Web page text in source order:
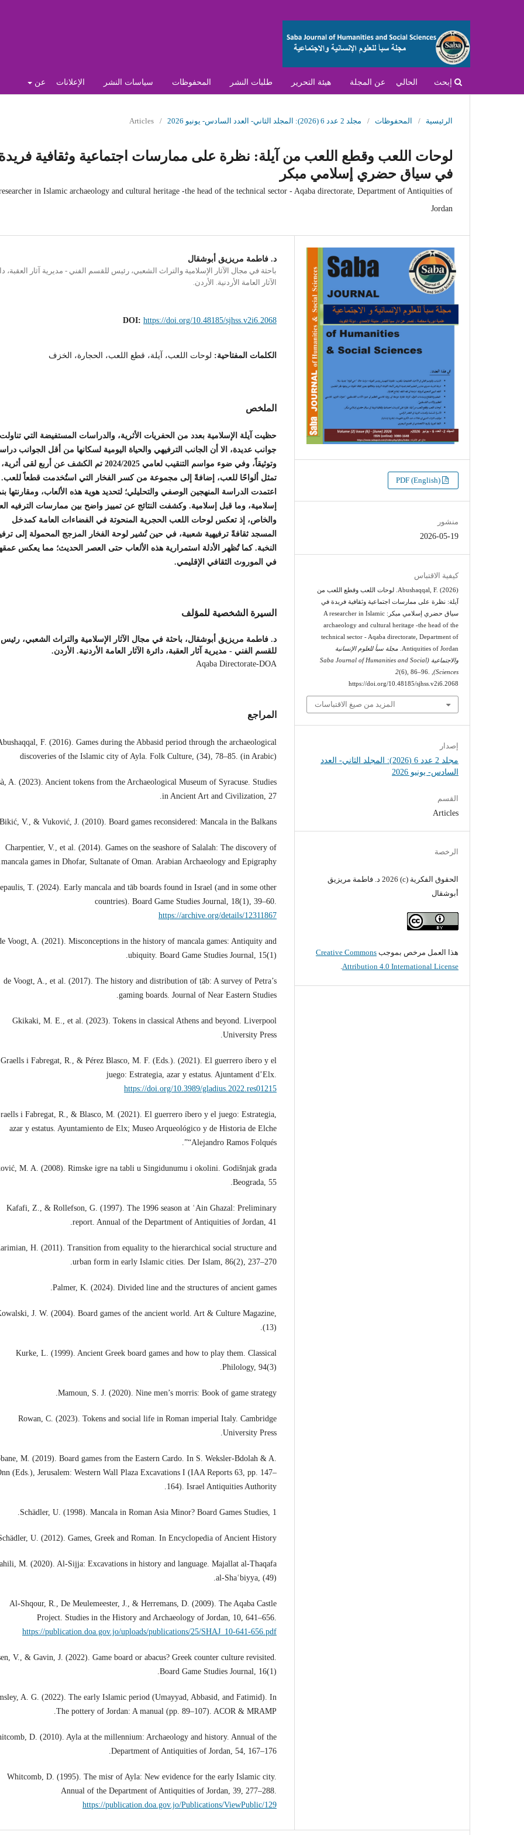
الحالي عن المجلة هيئة التحرير طلبات النشر المحفوظات سياسات النشر الإعلانات عن إبحث
الرئيسية / المحفوظات / مجلد 2 عدد 6 (2026): المجلد الثاني- العدد السادس- يونيو 2026 /
Articles
لوحات اللعب وقطع اللعب من آيلة: نظرة على ممارسات اجتماعية وثقافية
في سياق حضري إسلامي مبكر
in Islamic archaeology and cultural heritage -the head of the technical sector - Aqaba directorate, Department of Antiquities of
Jordan
د. فاطمة مريزيق أبوشقال
باحثة في مجال الآثار الإسلامية والتراث الشعبي، رئيس للقسم الفني - مديرية آثار العقبة،
الآثار العامة الأردنية. الأردن.
DOI: https://doi.org/10.48185/sjhss.v2i6.2068
الكلمات المفتاحية: لوحات اللعب، آيلة، قطع اللعب، الحجارة، الخزف
الملخص
حظيت آيلة الإسلامية بعدد من الحفريات الأثرية، والدراسات المستفيضة التي تناولت
جوانب عديدة، الا أن الجانب الترفيهي والحياة اليومية لسكانها من أقل الجوانب
وتوثيقاً، وفي ضوء مواسم التنقيب لعامي 2024/2025 تم الكشف عن أربع لقى أثرية،
تمثل ألواحًا للعب، إضافةً إلى مجموعة من كسر الفخار التي استُخدمت قطعاً للعب.
اعتمدت الدراسة المنهجين الوصفي والتحليلي؛ لتحديد هوية هذه الألعاب، ومقارنتها
إسلامية، وما قبل إسلامية. وكشفت النتائج عن تمييز واضح بين ممارسات الترفيه
والخاص، إذ تعكس لوحات اللعب الحجرية المنحوتة في الفضاءات العامة كمدخل
المسجد ثقافةً ترفيهية شعبية، في حين تُشير لوحة الفخار المزجج المحمولة إلى
النخبة. كما تُظهر الأدلة استمرارية هذه الألعاب حتى العصر الحديث؛ مما يعكس
في الموروث الثقافي الإقليمي.
السيرة الشخصية للمؤلف
د. فاطمة مريزيق أبوشقال، باحثة في مجال الآثار الإسلامية والتراث الشعبي، رئيس
للقسم الفني - مديرية آثار العقبة، دائرة الآثار العامة الأردنية. الأردن.
Aqaba Directorate-DOA
المراجع
F. (2016). Games during the Abbasid period through the archaeological
discoveries of the Islamic city of Ayla. Folk Culture, (34), 78–85. (in Arabic)
A. (2023). Ancient tokens from the Archaeological Museum of Syracuse. Studies
in Ancient Art and Civilization, 27.
Bikić, V., & Vuković, J. (2010). Board games reconsidered: Mancala in the Balkans.
Charpentier, V., et al. (2014). Games on the seashore of Salalah: The discovery of
mancala games in Dhofar, Sultanate of Oman. Arabian Archaeology and Epigraphy.
T. (2024). Early mancala and tāb boards found in Israel (and in some other
countries). Board Game Studies Journal, 18(1), 39–60.
https://archive.org/details/12311867
Voogt, A. (2021). Misconceptions in the history of mancala games: Antiquity and
ubiquity. Board Game Studies Journal, 15(1).
de Voogt, A., et al. (2017). The history and distribution of ṭāb: A survey of Petra’s
gaming boards. Journal of Near Eastern Studies.
Gkikaki, M. E., et al. (2023). Tokens in classical Athens and beyond. Liverpool
University Press.
Graells i Fabregat, R., & Pérez Blasco, M. F. (Eds.). (2021). El guerrero íbero y el
juego: Estrategia, azar y estatus. Ajuntament d’Elx.
https://doi.org/10.3989/gladius.2022.res01215
i Fabregat, R., & Blasco, M. (2021). El guerrero íbero y el juego: Estrategia,
azar y estatus. Ayuntamiento de Elx; Museo Arqueológico y de Historia de Elche
“Alejandro Ramos Folqués”.
M. A. (2008). Rimske igre na tabli u Singidunumu i okolini. Godišnjak grada
Beograda, 55.
Kafafi, Z., & Rollefson, G. (1997). The 1996 season at ʿAin Ghazal: Preliminary
report. Annual of the Department of Antiquities of Jordan, 41.
H. (2011). Transition from equality to the hierarchical social structure and
urban form in early Islamic cities. Der Islam, 86(2), 237–270.
Palmer, K. (2024). Divided line and the structures of ancient games.
J. W. (2004). Board games of the ancient world. Art & Culture Magazine,
(13).
Kurke, L. (1999). Ancient Greek board games and how to play them. Classical
Philology, 94(3).
Mamoun, S. J. (2020). Nine men’s morris: Book of game strategy.
Rowan, C. (2023). Tokens and social life in Roman imperial Italy. Cambridge
University Press.
M. (2019). Board games from the Eastern Cardo. In S. Weksler-Bdolah & A.
(Eds.), Jerusalem: Western Wall Plaza Excavations I (IAA Reports 63, pp. 147–
164). Israel Antiquities Authority.
Schädler, U. (1998). Mancala in Roman Asia Minor? Board Games Studies, 1.
U. (2012). Games, Greek and Roman. In Encyclopedia of Ancient History.
M. (2020). Al-Sijja: Excavations in history and language. Majallat al-Thaqafa
al-Shaʿbiyya, (49).
Al-Shqour, R., De Meulemeester, J., & Herremans, D. (2009). The Aqaba Castle
Project. Studies in the History and Archaeology of Jordan, 10, 641–656.
https://publication.doa.gov.jo/uploads/publications/25/SHAJ_10-641-656.pdf
V., & Gavin, J. (2022). Game board or abacus? Greek counter culture revisited.
Board Game Studies Journal, 16(1).
A. G. (2022). The early Islamic period (Umayyad, Abbasid, and Fatimid). In
The pottery of Jordan: A manual (pp. 89–107). ACOR & MRAMP.
D. (2010). Ayla at the millennium: Archaeology and history. Annual of the
Department of Antiquities of Jordan, 54, 167–176.
Whitcomb, D. (1995). The misr of Ayla: New evidence for the early Islamic city.
Annual of the Department of Antiquities of Jordan, 39, 277–288.
https://publication.doa.gov.jo/Publications/ViewPublic/129
التنزيلات
PDF (English)
منشور
2026-05-19
كيفية الاقتباس
Abushaqqal, F. (2026). لوحات اللعب وقطع اللعب من
آيلة: نظرة على ممارسات اجتماعية وثقافية فريدة في
سياق حضري إسلامي مبكر: A researcher in Islamic
archaeology and cultural heritage -the head of the
technical sector - Aqaba directorate, Department of
Antiquities of Jordan.
مجلة سبأ للعلوم الإنسانية
والاجتماعية (Saba Journal of Humanities and Social
Sciences)
2(6), 86–96.
https://doi.org/10.48185/sjhss.v2i6.2068
المزيد من صيغ الاقتباسات
إصدار
مجلد 2 عدد 6 (2026): المجلد الثاني- العدد
السادس- يونيو 2026
القسم
Articles
الرخصة
الحقوق الفكرية (c) 2026 د. فاطمة مريزيق
أبوشقال
هذا العمل مرخص بموجبCreative Commons
Attribution 4.0 International License
.